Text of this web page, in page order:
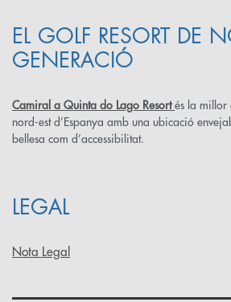
EL GOLF RESORT DE
GENERACIÓ
Camiral a Quinta do Lago Resort és la millor
nord-est d’Espanya amb una ubicació
bellesa com d’accessibilitat.
LEGAL
Nota Legal